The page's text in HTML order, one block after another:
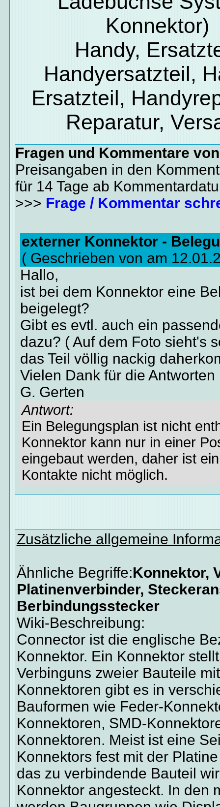
Konnektor)
Handy,
Handyersatzteil,
Ersatzteil,
Reparatur,
Fragen und Kommentare
Preisangaben in den
für 14 Tage ab
>>> Frage / Kommentar
externer Konnektor -
( Geschrieben von am
Hallo,
ist bei dem Konnektor eine
beigelegt?
Gibt es evtl. auch ein
dazu? ( Auf dem Foto sieht's
das Teil völlig nackig
Vielen Dank für die Antworten
G. Gerten
Antwort:
Ein Belegungsplan ist nicht
Konnektor kann nur in einer
eingebaut werden, daher ist
Kontakte nicht möglich.
Zusätzliche allgemeine
Ähnliche Begriffe:Konnektor,
Platinenverbinder,
Berbindungsstecker
Wiki-Beschreibung:
Connector ist die englische
Konnektor. Ein Konnektor
Verbinguns zweier Bauteile
Konnektoren gibt es in
Bauformen wie Feder-
Konnektoren, SMD-
Konnektoren. Meist ist eine
Konnektors fest mit der
das zu verbindende Bauteil
Konnektor angesteckt. In den